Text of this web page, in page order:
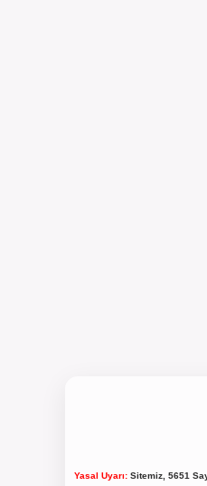
Yasal Uyarı:Sitemiz, 5651